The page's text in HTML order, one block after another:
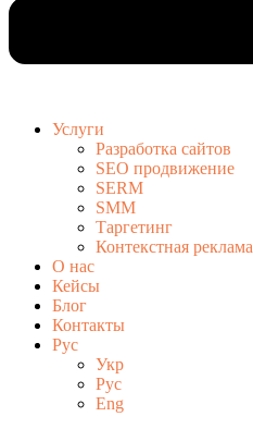
Услуги
Разработка сайтов
SEO продвижение
SERM
SMM
Таргетинг
Контекстная реклама
О нас
Кейсы
Блог
Контакты
Рус
Укр
Рус
Eng